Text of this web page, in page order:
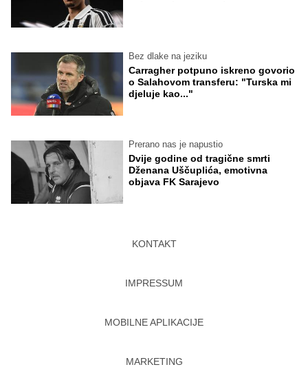
Bez dlake na jeziku
Carragher potpuno iskreno govorio
o Salahovom transferu: "Turska mi
djeluje kao..."
Prerano nas je napustio
Dvije godine od tragične smrti
Dženana Uščuplića, emotivna
objava FK Sarajevo
KONTAKT
IMPRESSUM
MOBILNE APLIKACIJE
MARKETING